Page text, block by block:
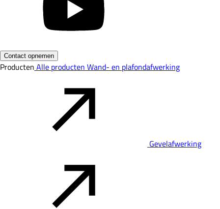
Contact opnemen
Producten Alle producten Wand- en plafondafwerking
Gevelafwerking